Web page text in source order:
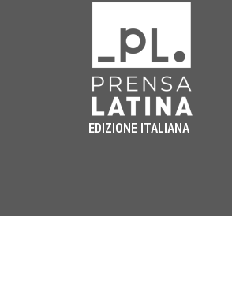
EDIZIONE ITALIANA